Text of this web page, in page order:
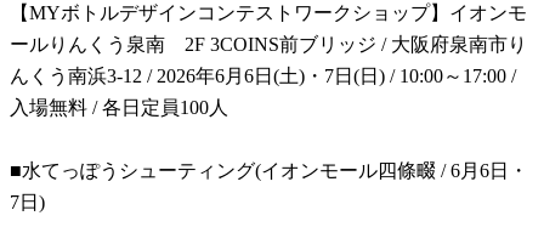
【MYボトルデザインコンテストワークショップ】イオンモ
ールりんくう泉南 2F 3COINS前ブリッジ / 大阪府泉南市り
んくう南浜3-12 / 2026年6月6日(土)・7日(日) / 10:00～17:00 /
入場無料 / 各日定員100人
■水てっぽうシューティング(イオンモール四條畷 / 6月6日・
7日)